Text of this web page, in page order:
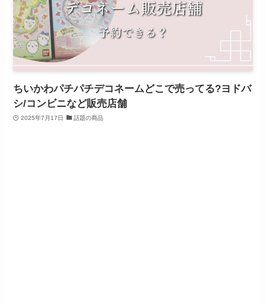
ちいかわパチパチデコネームどこで売ってる?ヨドバ
シ/コンビニなど販売店舗
2025年7月17日 話題の商品